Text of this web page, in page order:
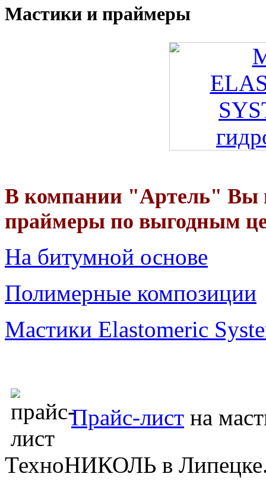
Мастики и праймеры
В компании "Артель" Вы
праймеры по выгодным
На битумной основе
Полимерные композиции
Мастики Elastomeric
Прайс-лист на
ТехноНИКОЛЬ в